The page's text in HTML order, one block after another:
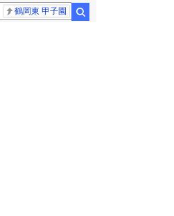
鶴岡東 甲子園